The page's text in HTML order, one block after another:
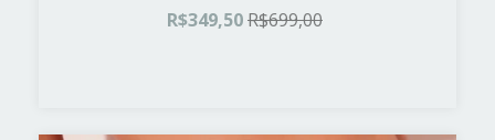
R$349,50R$699,00